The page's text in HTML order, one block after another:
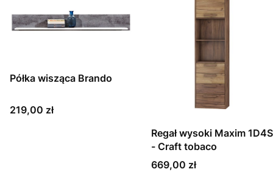
Półka wisząca Brando
Cena
219,00 zł
Regał wysoki Maxim 1D4S
- Craft tobaco
Cena
669,00 zł